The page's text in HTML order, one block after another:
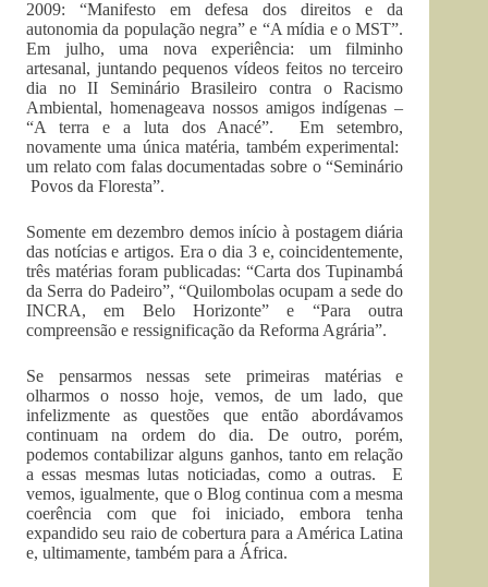
2009: “Manifesto em defesa dos direitos e da
autonomia da população negra” e “A mídia e o MST”.
Em julho, uma nova experiência: um filminho
artesanal, juntando pequenos vídeos feitos no terceiro
dia no II Seminário Brasileiro contra o Racismo
Ambiental, homenageava nossos amigos indígenas –
“A terra e a luta dos Anacé”. Em setembro,
novamente uma única matéria, também experimental:
um relato com falas documentadas sobre o “Seminário
Povos da Floresta”.
Somente em dezembro demos início à postagem diária
das notícias e artigos. Era o dia 3 e, coincidentemente,
três matérias foram publicadas: “Carta dos Tupinambá
da Serra do Padeiro”, “Quilombolas ocupam a sede do
INCRA, em Belo Horizonte” e “Para outra
compreensão e ressignificação da Reforma Agrária”.
Se pensarmos nessas sete primeiras matérias e
olharmos o nosso hoje, vemos, de um lado, que
infelizmente as questões que então abordávamos
continuam na ordem do dia. De outro, porém,
podemos contabilizar alguns ganhos, tanto em relação
a essas mesmas lutas noticiadas, como a outras. E
vemos, igualmente, que o Blog continua com a mesma
coerência com que foi iniciado, embora tenha
expandido seu raio de cobertura para a América Latina
e, ultimamente, também para a África.